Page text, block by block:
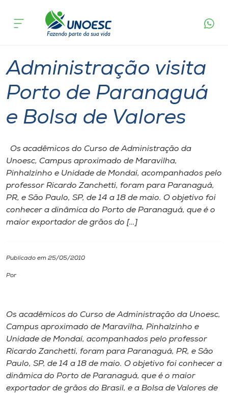
Cursos
Pesquisa
Atendimento ao Estudante
Portal de Ensino
A
Unoesc
Internacionalização
Cultura
CPA
Biblioteca
acontece
Administração visita
Porto de Paranaguá
e Bolsa de Valores
Os acadêmicos do Curso de Administração da
Unoesc, Campus aproximado de Maravilha,
Pinhalzinho e Unidade de Mondaí, acompanhados pelo
professor Ricardo Zanchetti, foram para Paranaguá,
PR, e São Paulo, SP, de 14 a 18 de maio. O objetivo foi
conhecer a dinâmica do Porto de Paranaguá, que é o
maior exportador de grãos do […]
Publicado em 25/05/2010
Por
Os acadêmicos do Curso de Administração da Unoesc,
Campus aproximado de Maravilha, Pinhalzinho e
Unidade de Mondaí, acompanhados pelo professor
Ricardo Zanchetti, foram para Paranaguá, PR, e São
Paulo, SP, de 14 a 18 de maio. O objetivo foi conhecer a
dinâmica do Porto de Paranaguá, que é o maior
exportador de grãos do Brasil, e a Bolsa de Valores de